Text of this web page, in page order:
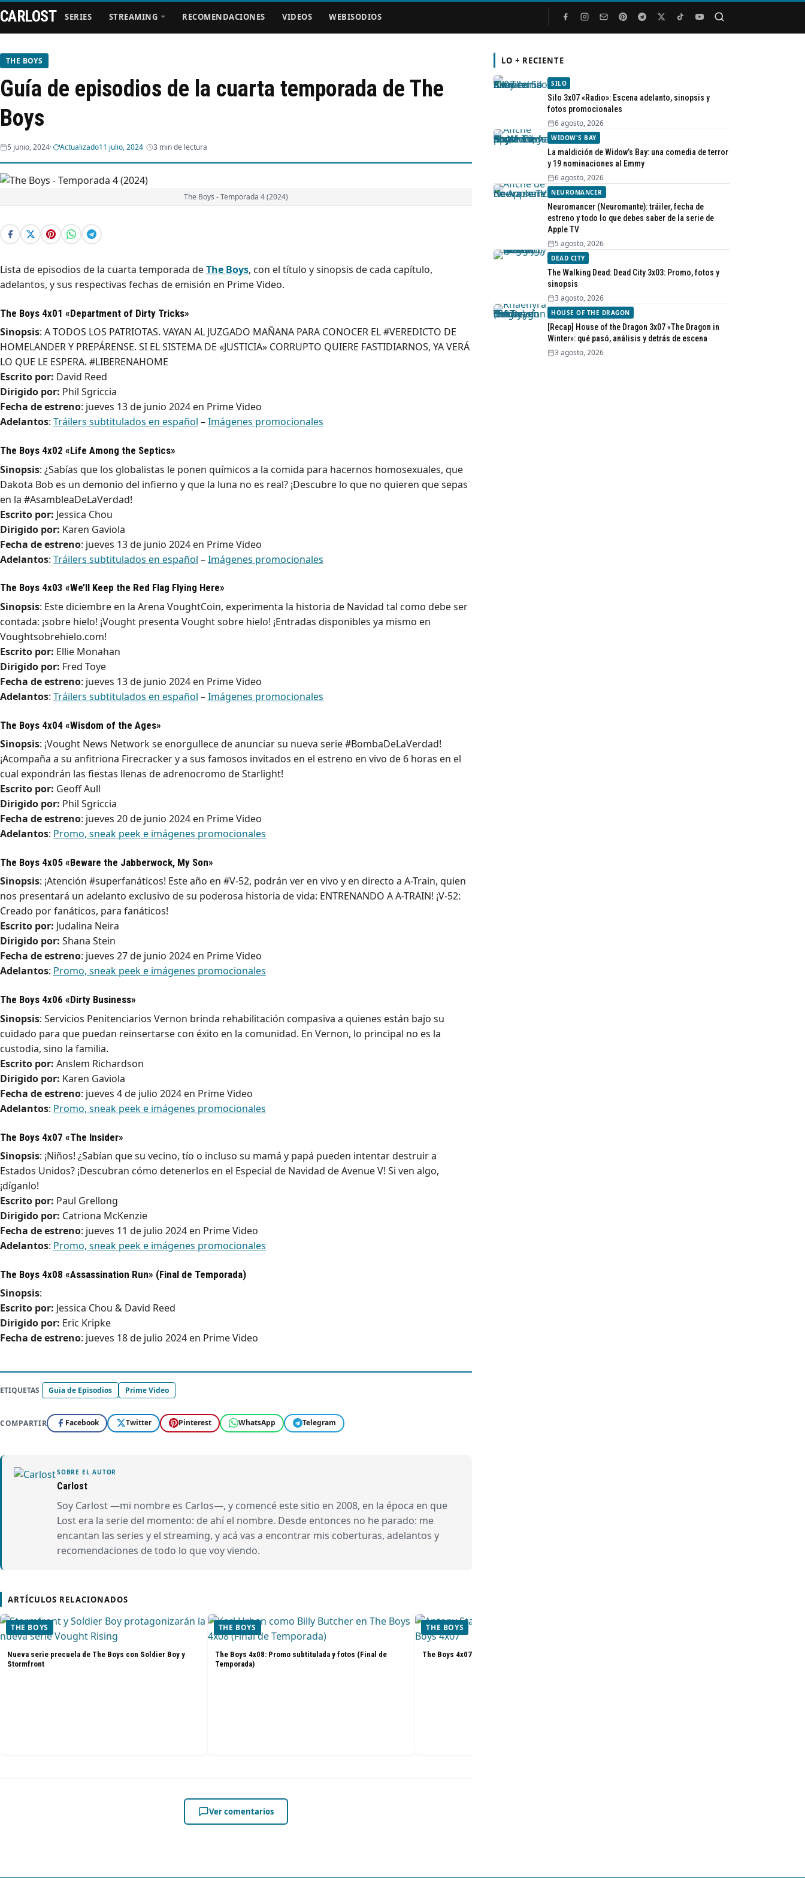
Series
Streaming
Videos
Webisodios
CARLOST SERIES STREAMING RECOMENDACIONES VIDEOS WEBISODIOS
THE BOYS
Guía de episodios de la cuarta temporada de The
Boys
5 junio, 2024 Actualizado11 julio, 2024 3 min de lectura
The Boys - Temporada 4 (2024)
Lista de episodios de la cuarta temporada deThe Boys, con el título y sinopsis de cada capítulo,
adelantos, y sus respectivas fechas de emisión en Prime Video.
The Boys 4x01 «Department of Dirty Tricks»
Sinopsis: A TODOS LOS PATRIOTAS. VAYAN AL JUZGADO MAÑANA PARA CONOCER EL #VEREDICTO DE
HOMELANDER Y PREPÁRENSE. SI EL SISTEMA DE «JUSTICIA» CORRUPTO QUIERE FASTIDIARNOS, YA VERÁ
LO QUE LE ESPERA. #LIBERENAHOME
Escrito por: David Reed
Dirigido por: Phil Sgriccia
Fecha de estreno: jueves 13 de junio 2024 en Prime Video
Adelantos: Tráilers subtitulados en español –Imágenes promocionales
The Boys 4x02 «Life Among the Septics»
Sinopsis: ¿Sabías que los globalistas le ponen químicos a la comida para hacernos homosexuales, que
Dakota Bob es un demonio del infierno y que la luna no es real? ¡Descubre lo que no quieren que sepas
en la #AsambleaDeLaVerdad!
Escrito por: Jessica Chou
Dirigido por: Karen Gaviola
Fecha de estreno: jueves 13 de junio 2024 en Prime Video
Adelantos: Tráilers subtitulados en español –Imágenes promocionales
The Boys 4x03 «We’ll Keep the Red Flag Flying Here»
Sinopsis: Este diciembre en la Arena VoughtCoin, experimenta la historia de Navidad tal como debe ser
contada: ¡sobre hielo! ¡Vought presenta Vought sobre hielo! ¡Entradas disponibles ya mismo en
Voughtsobrehielo.com!
Escrito por: Ellie Monahan
Dirigido por: Fred Toye
Fecha de estreno: jueves 13 de junio 2024 en Prime Video
Adelantos: Tráilers subtitulados en español –Imágenes promocionales
The Boys 4x04 «Wisdom of the Ages»
Sinopsis: ¡Vought News Network se enorgullece de anunciar su nueva serie #BombaDeLaVerdad!
¡Acompaña a su anfitriona Firecracker y a sus famosos invitados en el estreno en vivo de 6 horas en el
cual expondrán las fiestas llenas de adrenocromo de Starlight!
Escrito por: Geoff Aull
Dirigido por: Phil Sgriccia
Fecha de estreno: jueves 20 de junio 2024 en Prime Video
Adelantos: Promo, sneak peek e imágenes promocionales
The Boys 4x05 «Beware the Jabberwock, My Son»
Sinopsis: ¡Atención #superfanáticos! Este año en #V-52, podrán ver en vivo y en directo a A-Train, quien
nos presentará un adelanto exclusivo de su poderosa historia de vida: ENTRENANDO A A-TRAIN! ¡V-52:
Creado por fanáticos, para fanáticos!
Escrito por: Judalina Neira
Dirigido por: Shana Stein
Fecha de estreno: jueves 27 de junio 2024 en Prime Video
Adelantos: Promo, sneak peek e imágenes promocionales
The Boys 4x06 «Dirty Business»
Sinopsis: Servicios Penitenciarios Vernon brinda rehabilitación compasiva a quienes están bajo su
cuidado para que puedan reinsertarse con éxito en la comunidad. En Vernon, lo principal no es la
custodia, sino la familia.
Escrito por: Anslem Richardson
Dirigido por: Karen Gaviola
Fecha de estreno: jueves 4 de julio 2024 en Prime Video
Adelantos: Promo, sneak peek e imágenes promocionales
The Boys 4x07 «The Insider»
Sinopsis: ¡Niños! ¿Sabían que su vecino, tío o incluso su mamá y papá pueden intentar destruir a
Estados Unidos? ¡Descubran cómo detenerlos en el Especial de Navidad de Avenue V! Si ven algo,
¡díganlo!
Escrito por: Paul Grellong
Dirigido por: Catriona McKenzie
Fecha de estreno: jueves 11 de julio 2024 en Prime Video
Adelantos: Promo, sneak peek e imágenes promocionales
The Boys 4x08 «Assassination Run» (Final de Temporada)
Sinopsis:
Escrito por: Jessica Chou & David Reed
Dirigido por: Eric Kripke
Fecha de estreno: jueves 18 de julio 2024 en Prime Video
ETIQUETAS Guia de Episodios Prime Video
COMPARTIR Facebook Twitter Pinterest WhatsApp Telegram
SOBRE EL AUTOR
Carlost
Soy Carlost —mi nombre es Carlos—, y comencé este sitio en 2008, en la época en que
Lost era la serie del momento: de ahí el nombre. Desde entonces no he parado: me
encantan las series y el streaming, y acá vas a encontrar mis coberturas, adelantos y
recomendaciones de todo lo que voy viendo.
ARTÍCULOS RELACIONADOS
THE BOYS
Nueva serie precuela de The Boys con Soldier Boy y
Stormfront
THE BOYS
The Boys 4x08: Promo subtitulada y fotos (Final de
Temporada)
THE BOYS
The Boys 4x07: Promo subtitulada y fotos promocionales
Ver comentarios
LO + RECIENTE
SILO
Silo 3x07 «Radio»: Escena adelanto, sinopsis y
fotos promocionales
6 agosto, 2026
WIDOW'S BAY
La maldición de Widow’s Bay: una comedia de terror
y 19 nominaciones al Emmy
6 agosto, 2026
NEUROMANCER
Neuromancer (Neuromante): tráiler, fecha de
estreno y todo lo que debes saber de la serie de
Apple TV
5 agosto, 2026
DEAD CITY
The Walking Dead: Dead City 3x03: Promo, fotos y
sinopsis
3 agosto, 2026
HOUSE OF THE DRAGON
[Recap] House of the Dragon 3x07 «The Dragon in
Winter»: qué pasó, análisis y detrás de escena
3 agosto, 2026